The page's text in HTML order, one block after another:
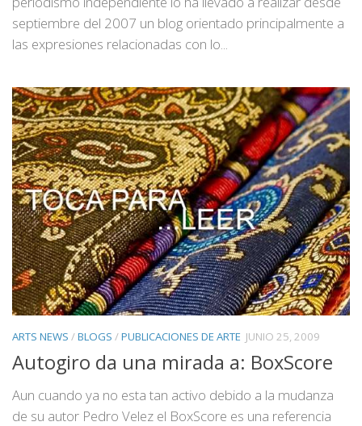
septiembre del 2007 un blog orientado principalmente a
las expresiones relacionadas con lo...
ARTS NEWS /BLOGS /PUBLICACIONES DE ARTE JUNIO 25, 2009
Autogiro da una mirada a: BoxScore
Aun cuando ya no esta tan activo debido a la mudanza
de su autor Pedro Velez el BoxScore es una referencia